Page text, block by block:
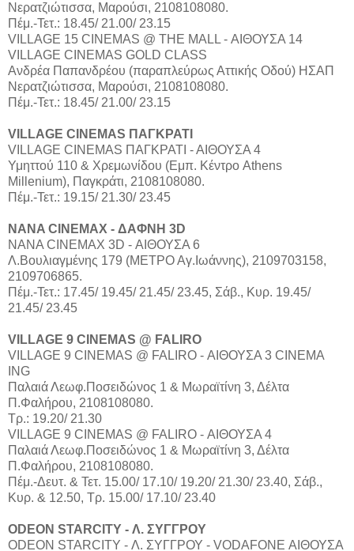
Νερατζιώτισσα, Μαρούσι, 2108108080.
Πέμ.-Τετ.: 18.45/ 21.00/ 23.15
VILLAGE 15 CINEMAS @ THE MALL - ΑΙΘΟΥΣΑ 14
VILLAGE CINEMAS GOLD CLASS
Aνδρέα Παπανδρέου (παραπλεύρως Αττικής Οδού) ΗΣΑΠ
Νερατζιώτισσα, Μαρούσι, 2108108080.
Πέμ.-Τετ.: 18.45/ 21.00/ 23.15
VILLAGE CINEMAS ΠΑΓΚΡΑΤΙ
VILLAGE CINEMAS ΠΑΓΚΡΑΤΙ - ΑΙΘΟΥΣΑ 4
Υμηττού 110 & Χρεμωνίδου (Εμπ. Κέντρο Athens
Millenium), Παγκράτι, 2108108080.
Πέμ.-Τετ.: 19.15/ 21.30/ 23.45
NANA CINEMAX - ΔΑΦΝΗ 3D
ΝΑΝΑ CINEMAX 3D - ΑΙΘΟΥΣΑ 6
Λ.Βουλιαγμένης 179 (ΜΕΤΡΟ Αγ.Ιωάννης), 2109703158,
2109706865.
Πέμ.-Τετ.: 17.45/ 19.45/ 21.45/ 23.45, Σάβ., Κυρ. 19.45/
21.45/ 23.45
VILLAGE 9 CINEMAS @ FALIRO
VILLAGE 9 CINEMAS @ FALIRO - ΑΙΘΟΥΣΑ 3 CINEMA
ING
Παλαιά Λεωφ.Ποσειδώνος 1 & Μωραϊτίνη 3, Δέλτα
Π.Φαλήρου, 2108108080.
Τρ.: 19.20/ 21.30
VILLAGE 9 CINEMAS @ FALIRO - ΑΙΘΟΥΣΑ 4
Παλαιά Λεωφ.Ποσειδώνος 1 & Μωραϊτίνη 3, Δέλτα
Π.Φαλήρου, 2108108080.
Πέμ.-Δευτ. & Τετ. 15.00/ 17.10/ 19.20/ 21.30/ 23.40, Σάβ.,
Κυρ. & 12.50, Τρ. 15.00/ 17.10/ 23.40
ODEON STARCITY - Λ. ΣΥΓΓΡΟΥ
ODEON STARCITY - Λ. ΣΥΓΓΡΟΥ - VODAFONE ΑΙΘΟΥΣΑ